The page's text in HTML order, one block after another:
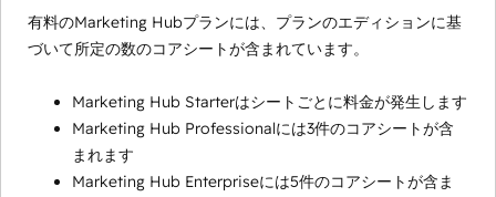
有料のMarketing Hubプランには、プランのエディションに基
づいて所定の数のコアシートが含まれています。
Marketing Hub Starterはシートごとに料金が発生します
Marketing Hub Professionalには3件のコアシートが含
まれます
Marketing Hub Enterpriseには5件のコアシートが含ま